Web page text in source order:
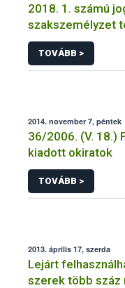
2018. 1. számú
szakszemélyzet
TOVÁBB >
2014. november 7, péntek
36/2006. (V. 18.)
kiadott okiratok
TOVÁBB >
2013. április 17, szerda
Lejárt
szerek több